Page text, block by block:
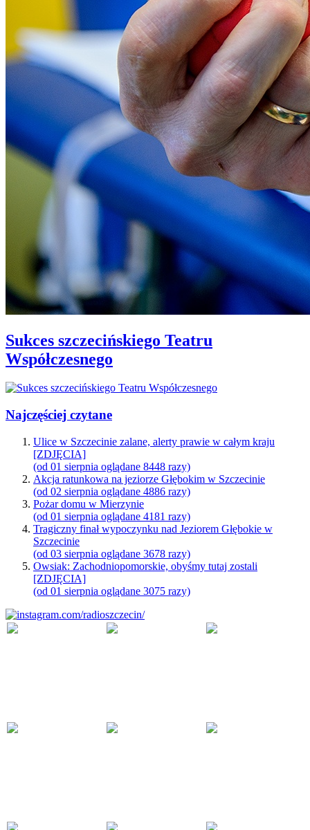
Sukces szczecińskiego Teatru
Współczesnego
Najczęściej czytane
Ulice w Szczecinie zalane, alerty prawie w całym kraju
[ZDJĘCIA]
(od 01 sierpnia oglądane 8448 razy)
Akcja ratunkowa na jeziorze Głębokim w Szczecinie
(od 02 sierpnia oglądane 4886 razy)
Pożar domu w Mierzynie
(od 01 sierpnia oglądane 4181 razy)
Tragiczny finał wypoczynku nad Jeziorem Głębokie w
Szczecinie
(od 03 sierpnia oglądane 3678 razy)
Owsiak: Zachodniopomorskie, obyśmy tutaj zostali
[ZDJĘCIA]
(od 01 sierpnia oglądane 3075 razy)